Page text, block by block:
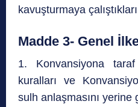
kavuşturmaya
Madde 3- Genel
1. Konvansiyona
kuralları ve
sulh anlaşmasını yerine